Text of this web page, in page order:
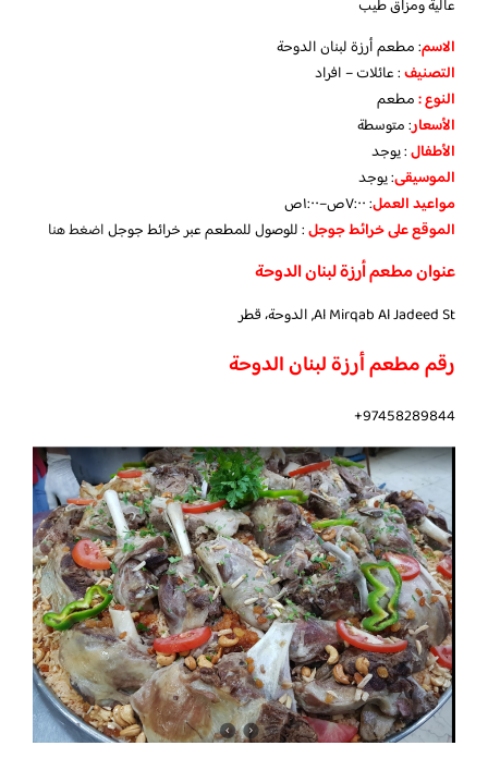
عالية ومزاق طيب
الاسم: مطعم أرزة لبنان الدوحة
التصنيف: عائلات – افراد
النوع :مطعم
الأسعار:متوسطة
الأطفال:يوجد
الموسيقى:يوجد
مواعيد العمل: ٧:٠٠ص–١:٠٠ص
الموقع على خرائط جوجل: للوصول للمطعم عبر خرائط جوجلاضغط هنا
عنوان مطعم أرزة لبنان الدوحة
Al Mirqab Al Jadeed St, الدوحة، قطر
رقم مطعم أرزة لبنان الدوحة
97458289844+